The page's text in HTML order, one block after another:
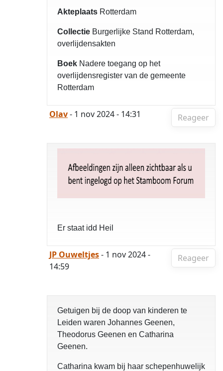
Akteplaats Rotterdam
Collectie Burgerlijke Stand Rotterdam,
overlijdensakten
Boek Nadere toegang op het
overlijdensregister van de gemeente
Rotterdam
Reageer
Olav- 1 nov 2024 - 14:31
Er staat idd Heil
Reageer
JP Ouweltjes- 1 nov 2024 -
14:59
Getuigen bij de doop van kinderen te
Leiden waren Johannes Geenen,
Theodorus Geenen en Catharina
Geenen.
Catharina kwam bij haar schepenhuwelijk